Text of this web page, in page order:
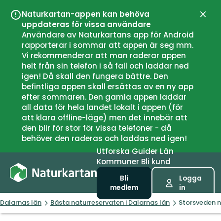
Naturkartan-appen kan behöva
uppdateras för vissa användare
Användare av Naturkartans app för Android
rapporterar i sommar att appen är seg mm.
Vi rekommenderar att man raderar appen
helt från sin telefon i så fall och laddar ned
igen! Då skall den fungera bättre. Den
befintliga appen skall ersättas av en ny app
efter sommaren. Den gamla appen laddar
all data för hela landet lokalt i appen (för
att klara offline-läge) men det innebär att
den blir för stor för vissa telefoner - då
behöver den raderas och laddas ned igen!
UtforskaGuiderLän
Kommuner Bli kund
Bli
medlem
Logga
in
Dalarnas län Bästa naturreservaten i Dalarnas län Storsveden